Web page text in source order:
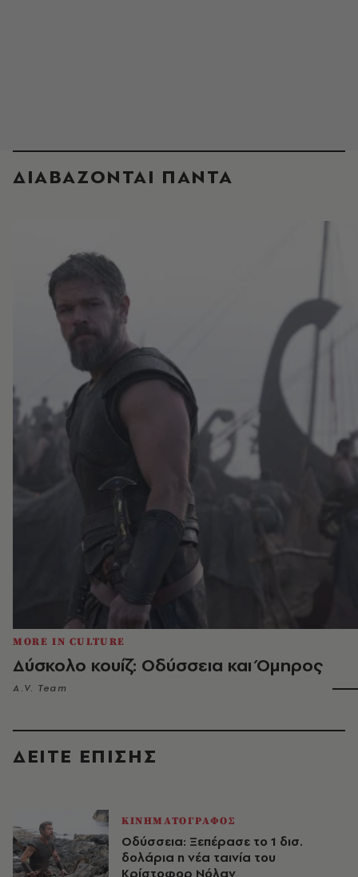
ΔΙΑΒΑΖΟΝΤΑΙ ΠΑΝΤΑ
MORE IN CULTURE
Δύσκολο κουίζ: Οδύσσεια και Όμηρος
A.V. Team
ΔΕΙΤΕ ΕΠΙΣΗΣ
ΚΙΝΗΜΑΤΟΓΡΑΦΟΣ
Οδύσσεια: Ξεπέρασε το 1 δισ.
δολάρια η νέα ταινία του
Κρίστοφορ Νόλαν